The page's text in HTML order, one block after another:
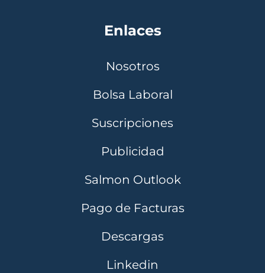
Enlaces
Nosotros
Bolsa Laboral
Suscripciones
Publicidad
Salmon Outlook
Pago de Facturas
Descargas
Linkedin